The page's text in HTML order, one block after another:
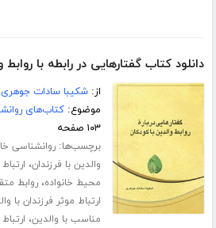
دانلود کتاب گفتارهایی در رابطه با روابط
از:شکیبا سادات جوهری
موضوع:کتاب‌های
۱۰۳ صفحه
برچسب‌ها:روانشناسی
والدین با فرزندان،
محیط خانواده،روابط
ارتباط موثر فرزندان با
مناسب با والدین،